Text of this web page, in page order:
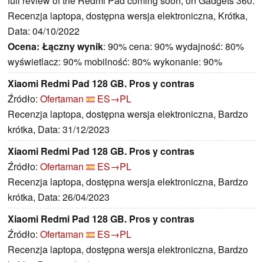
Recenzja laptopa, dostępna wersja elektroniczna, Krótka,
Data: 04/10/2022
Ocena: Łączny wynik: 90% cena: 90% wydajność: 80%
wyświetlacz: 90% mobilność: 80% wykonanie: 90%
Xiaomi Redmi Pad 128 GB. Pros y contras
Źródło: Ofertaman
ES→PL
Recenzja laptopa, dostępna wersja elektroniczna, Bardzo
krótka, Data: 31/12/2023
Xiaomi Redmi Pad 128 GB. Pros y contras
Źródło: Ofertaman
ES→PL
Recenzja laptopa, dostępna wersja elektroniczna, Bardzo
krótka, Data: 26/04/2023
Xiaomi Redmi Pad 128 GB. Pros y contras
Źródło: Ofertaman
ES→PL
Recenzja laptopa, dostępna wersja elektroniczna, Bardzo